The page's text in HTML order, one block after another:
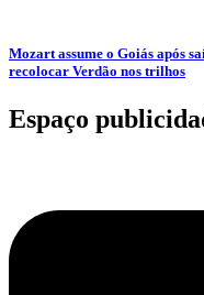
Mozart assume o Goiás após
recolocar Verdão nos trilhos
Espaço